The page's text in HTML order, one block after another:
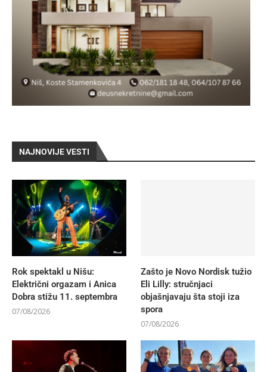
NAJNOVIJE VESTI
Rok spektakl u Nišu:
Električni orgazam i Anica
Dobra stižu 11. septembra
07/08/2026
Zašto je Novo Nordisk tužio
Eli Lilly: stručnjaci
objašnjavaju šta stoji iza
spora
07/08/2026